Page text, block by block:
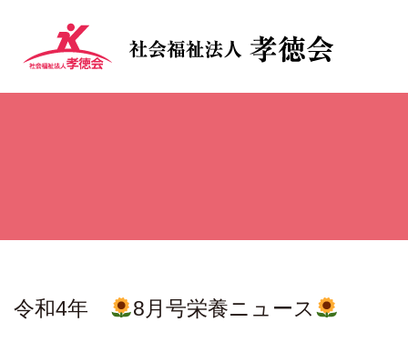
令和4年 8月号栄養ニュース